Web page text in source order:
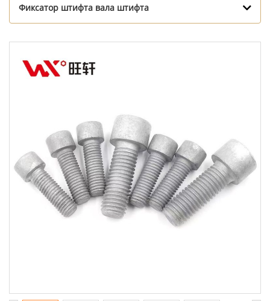
Фиксатор штифта вала штифта